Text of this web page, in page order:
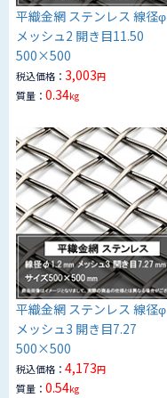
平織金網 ステンレス 線径
メッシュ2 開き目11.50
500×500
税込価格： 3,003円
質量： 0.34kg
平織金網 ステンレス 線径
メッシュ3 開き目7.27
500×500
税込価格： 4,173円
質量： 0.54kg